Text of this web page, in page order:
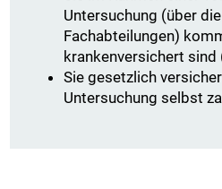
Untersuchung (über
Fachabteilungen)
krankenversichert sind
Sie gesetzlich
Untersuchung selbst